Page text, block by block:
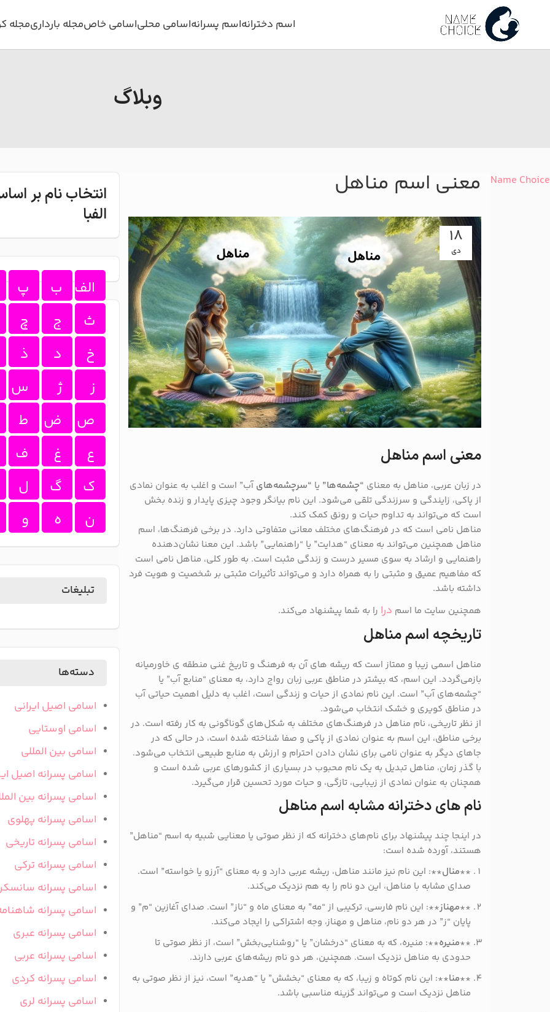
اسم دخترانهاسم پسرانهاسامی محلیاسامی خاصمجله بارداریمجله
وبلاگ
Name Choice معنی اسم مناهل
18
دی
معنی اسم مناهل
در زبان عربی، مناهل به معنای “چشمه‌ها” یا “سرچشمه‌هایآب” است و اغلب به عنوان نمادی
از پاکی، زایندگی و سرزندگی تلقی می‌شود. این نام بیانگر وجود چیزی پایدار و زنده‌ بخش
است که می‌تواند به تداوم حیات و رونق کمک کند.
مناهل نامی است که در فرهنگ‌های مختلف معانی متفاوتی دارد. در برخی فرهنگ‌ها، اسم
مناهل همچنین می‌تواند به معنای “هدایت” یا “راهنمایی” باشد. این معنا نشان‌دهنده
راهنمایی و ارشاد به سوی مسیر درست و زندگی مثبت است. به طور کلی، مناهل نامی است
که مفاهیم عمیق و مثبتی را به همراه دارد و می‌تواند تأثیرات مثبتی بر شخصیت و هویت فرد
داشته باشد.
همچنین سایت ما اسم درا را به شما پیشنهاد می‌کند.
تاریخچه اسم مناهل
مناهل اسمی زیبا و ممتاز است که ریشه ‌های آن به فرهنگ و تاریخ غنی منطقه‌ ی خاورمیانه
بازمی‌گردد. این اسم، که بیشتر در مناطق عربی زبان رواج دارد، به معنای “منابع آب” یا
“چشمه‌های آب” است. این نام نمادی از حیات و زندگی است، اغلب به دلیل اهمیت حیاتی آب
در مناطق کویری و خشک انتخاب می‌شود.
از نظر تاریخی، نام مناهل در فرهنگ‌های مختلف به شکل‌های گوناگونی به کار رفته است. در
برخی مناطق، این اسم به عنوان نمادی از پاکی و صفا شناخته شده است، در حالی که در
جاهای دیگر به عنوان نامی برای نشان دادن احترام و ارزش به منابع طبیعی انتخاب می‌شود.
با گذر زمان، مناهل تبدیل به یک نام محبوب در بسیاری از کشورهای عربی شده است و
همچنان به عنوان نمادی از زیبایی، تازگی، و حیات مورد تحسین قرار می‌گیرد.
نام های دخترانه مشابه اسم مناهل
در اینجا چند پیشنهاد برای نام‌های دخترانه که از نظر صوتی یا معنایی شبیه به اسم “مناهل”
هستند، آورده شده است:
**منال**: این نام نیز مانند مناهل، ریشه عربی دارد و به معنای “آرزو یا خواسته” است.
صدای مشابه با مناهل، این دو نام را به هم نزدیک می‌کند.
**مهناز**: این نام فارسی، ترکیبی از “مه” به معنای ماه و “ناز” است. صدای آغازین “م” و
پایان “ز” در هر دو نام، مناهل و مهناز، وجه اشتراکی را ایجاد می‌کند.
**منیره**: منیره، که به معنای “درخشان” یا “روشنایی‌بخش” است، از نظر صوتی تا
حدودی به مناهل نزدیک است. همچنین، هر دو نام ریشه‌های عربی دارند.
**منا**: این نام کوتاه و زیبا، که به معنای “بخشش” یا “هدیه” است، نیز از نظر صوتی به
مناهل نزدیک است و می‌تواند گزینه مناسبی باشد.
انتخاب نام بر
الفبا
الف ب
پ
ث
ج
چ
خ
د
ذ
ز
ژ
س
ص
ض
ط
ع
غ
ف
ک
گ
ل
ن
ه و
تبلیغات
دسته‌ها
اسامی اصیل ایرانی
اسامی اوستایی
اسامی بین المللی
اسامی پسرانه اصیل
اسامی پسرانه بین
اسامی پسرانه پهلوی
اسامی پسرانه تاریخی
اسامی پسرانه ترکی
اسامی پسرانه
اسامی پسرانه
اسامی پسرانه عبری
اسامی پسرانه عربی
اسامی پسرانه کردی
اسامی پسرانه لری